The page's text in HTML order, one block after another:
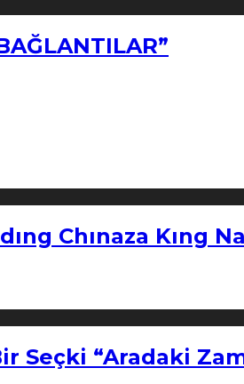
Chınaza Kıng
Seçki “Aradaki